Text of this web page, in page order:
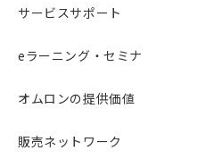
サービスサポート
eラーニング・セミナ
オムロンの提供価値
販売ネットワーク